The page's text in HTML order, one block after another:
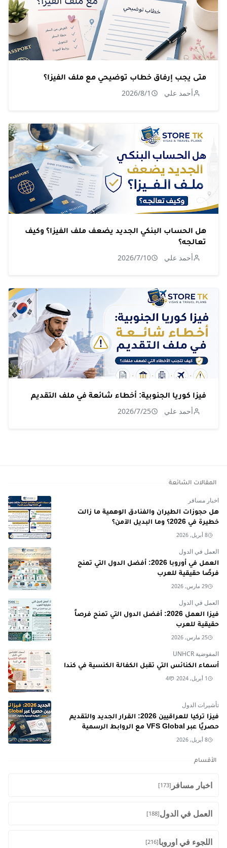
متى يجب إرفاق خطاب توضيحي مع ملف الفيزا؟
أحمد علي 2026/8/1
هل الحساب البنكي الجديد يضعف ملف الفيزا؟ وكيف
تعالجه؟
أحمد علي 2026/7/10
فيزا كوريا الجنوبية: أخطاء شائعة في ملف التقديم
أحمد علي 2026/7/25
المقالات الشائعة
اخبار مسافر
هل حجوزات الطيران والفنادق الوهمية ما زالت
خطيرة في 2026؟ وما البديل الآمن؟
8 أبريل, 2026
العمل في الدول
العمل في أوروبا 2026: أفضل الدول التي تمنح
فرصًا حقيقية للعرب
29 مارس, 2026
العمل في الدول
فيزا العمل 2026: أفضل الدول التي تمنح فرصاً
حقيقية للعرب
25 مارس, 2026
المفوضية UNHCR
أسماء الكنائس التي تقبل الكفالة الكنسية في كندا
1 أبريل, 2024 4
تأشيرات الدول
فيزا تركيا للعراقيين 2026: القرار الجديد والتقديم
حصريًا عبر VFS Global مع الروابط الرسمية
8 أبريل, 2026
الأقسام
اخبار مسافر [173]
العمل في الدول[188]
اللجوء في اوروبا[216]